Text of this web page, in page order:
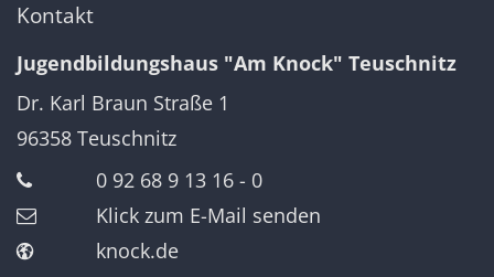
Kontakt
Jugendbildungshaus "Am Knock" Teuschnitz
Dr. Karl Braun Straße 1
96358 Teuschnitz
0 92 68 9 13 16 - 0
Klick zum E-Mail senden
knock.de